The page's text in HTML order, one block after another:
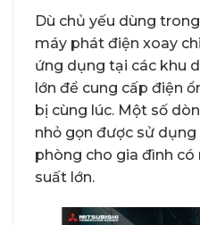
Dù chủ yếu dùng
máy phát điện xoay
ứng dụng tại các khu
lớn để cung cấp điện
bị cùng lúc. Một số
nhỏ gọn được sử
phòng cho gia đình
suất lớn.